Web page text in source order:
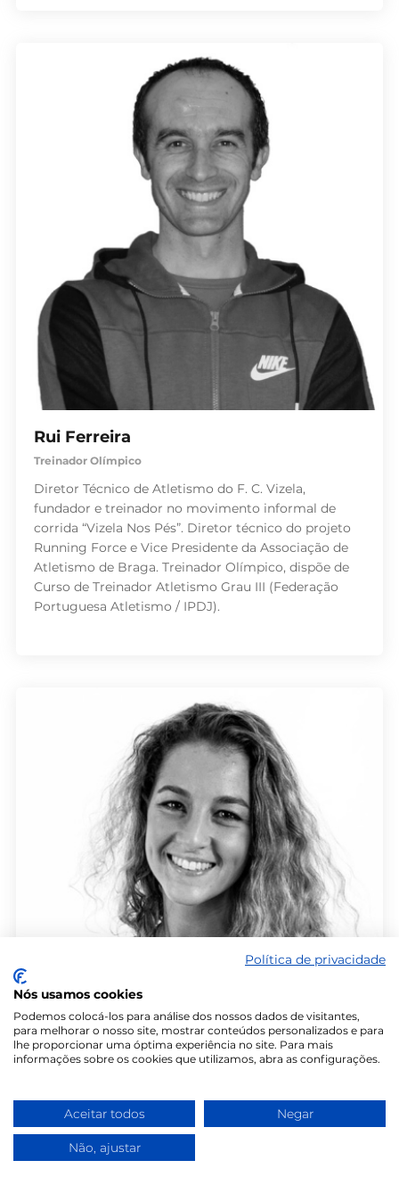
Rui Ferreira
Treinador Olímpico
Diretor Técnico de Atletismo do F. C. Vizela,
fundador e treinador no movimento informal de
corrida “Vizela Nos Pés”. Diretor técnico do projeto
Running Force e Vice Presidente da Associação de
Atletismo de Braga. Treinador Olímpico, dispõe de
Curso de Treinador Atletismo Grau III (Federação
Portuguesa Atletismo / IPDJ).
Licenciada em Ciências do Desporto na Faculdade
de Desporto da Universidade do Porto, Mestre em
Política de privacidade
Nós usamos cookies
Podemos colocá-los para análise dos nossos dados de visitantes,
para melhorar o nosso site, mostrar conteúdos personalizados e para
lhe proporcionar uma óptima experiência no site. Para mais
informações sobre os cookies que utilizamos, abra as configurações.
Aceitar todos Negar
Não, ajustar